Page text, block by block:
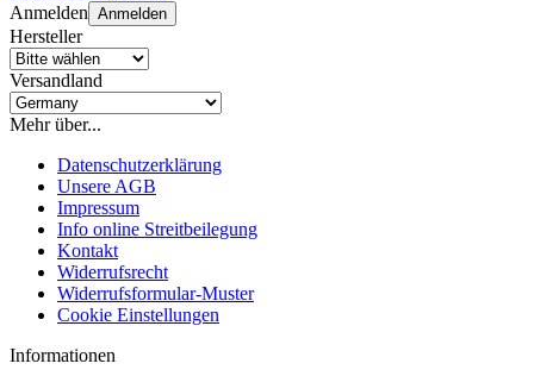
Anmelden Anmelden
Hersteller
Versandland
Mehr über...
Datenschutzerklärung
Unsere AGB
Impressum
Info online Streitbeilegung
Kontakt
Widerrufsrecht
Widerrufsformular-Muster
Cookie Einstellungen
Informationen